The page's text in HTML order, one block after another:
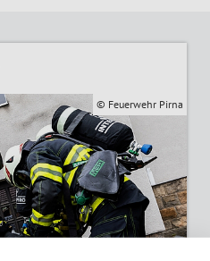
© Feuerwehr Pirna